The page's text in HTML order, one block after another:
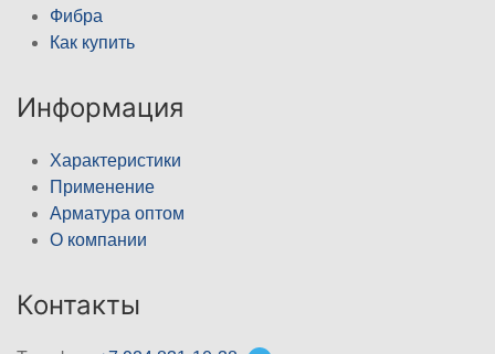
Фибра
Как купить
Информация
Характеристики
Применение
Арматура оптом
О компании
Контакты